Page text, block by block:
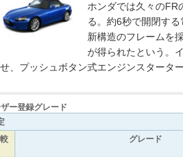
ホンダでは久々のFR
る。約6秒で開閉する
新構造のフレームを
が得られたという。
、プッシュボタン式エンジンスタータ
ー登録グレード
グレード